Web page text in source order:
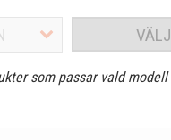
VÄLJ
som passar vald modell